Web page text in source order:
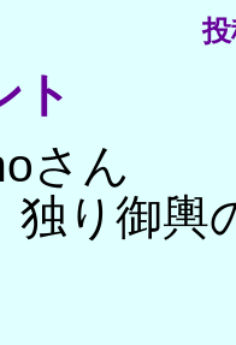
ト
さん
り御輿